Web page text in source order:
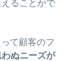
ることがで
て顧客のフ
わぬニーズが